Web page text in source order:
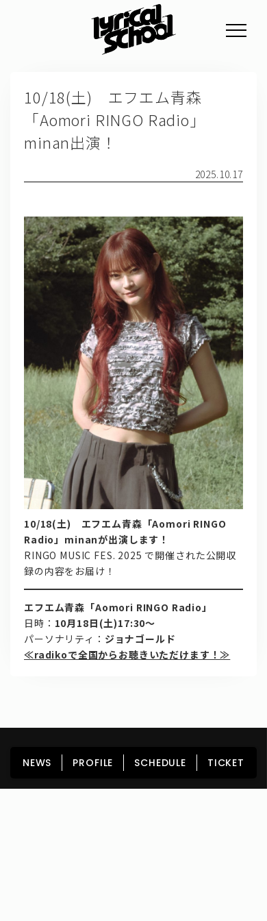
10/18(土) エフエム青森
「Aomori RINGO Radio」
minan出演！
2025.10.17
10/18(土) エフエム青森「Aomori RINGO
Radio」minanが出演します！
RINGO MUSIC FES. 2025 で開催された公開収
録の内容をお届け！
エフエム青森「Aomori RINGO Radio」
日時： 10月18日(土)17:30～
パーソナリティ： ジョナゴールド
≪radikoで全国からお聴きいただけます！≫
HOME NEWS PROFILE
SCHEDULE
DISCOGRAPHY
GOODS FAN CLUB
NEWS PROFILE SCHEDULE TICKET
PROFILE
SCHEDULE
GOODS
FAN CLUB
TICKET
問い合わせ, 取材,出演依頼
lyrical school official web shop